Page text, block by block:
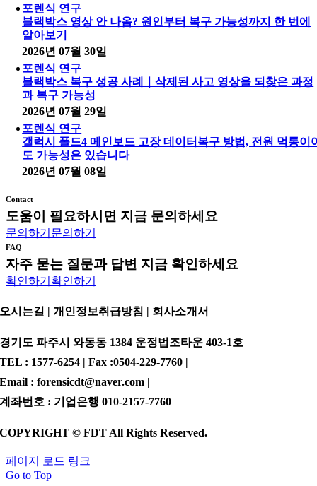
포렌식 연구
블랙박스 영상 안 나옴? 원인부터 복구 가능성까지 한 번에
알아보기
2026년 07월 30일
포렌식 연구
블랙박스 복구 성공 사례｜삭제된 사고 영상을 되찾은 과정
과 복구 가능성
2026년 07월 29일
포렌식 연구
갤럭시 폴드4 메인보드 고장 데이터복구 방법, 전원 먹통이
도 가능성은 있습니다
2026년 07월 08일
Contact
도움이 필요하시면 지금 문의하세요
문의하기 문의하기
FAQ
자주 묻는 질문과 답변 지금 확인하세요
확인하기 확인하기
오시는길 | 개인정보취급방침 | 회사소개서
경기도 파주시 와동동 1384 운정법조타운 403-1호
TEL : 1577-6254 | Fax :0504-229-7760 |
Email : forensicdt@naver.com |
계좌번호 : 기업은행 010-2157-7760
COPYRIGHT © FDT All Rights Reserved.
페이지 로드 링크
Go to Top